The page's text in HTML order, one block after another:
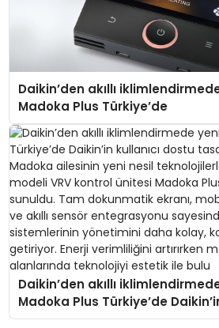
Daikin’den akıllı
Madoka Plus Türkiye’de
Daikin’den akıllı
Madoka Plus Türkiye’de Daikin’in kullanıcı dostu
tasarımıyla öne çıkan Madoka